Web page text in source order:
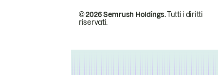
© 2026 Semrush Holdings.Tutti i diritti
riservati.